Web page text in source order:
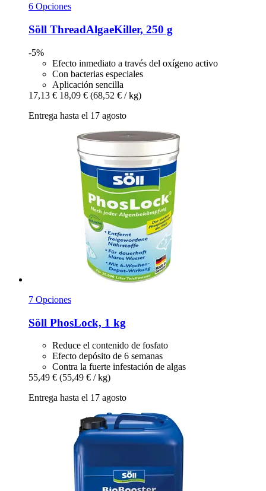
6 Opciones
Söll ThreadAlgaeKiller, 250 g
-5%
Efecto inmediato a través del oxígeno activo
Con bacterias especiales
Aplicación sencilla
17,13 € 18,09 € (68,52 € / kg)
Entrega hasta el 17 agosto
7 Opciones
Söll PhosLock, 1 kg
Reduce el contenido de fosfato
Efecto depósito de 6 semanas
Contra la fuerte infestación de algas
55,49 € (55,49 € / kg)
Entrega hasta el 17 agosto